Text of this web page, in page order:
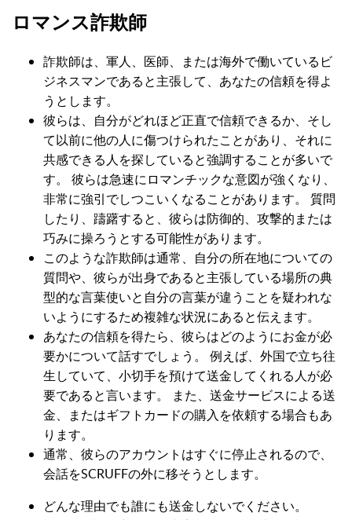
ロマンス詐欺師
詐欺師は、軍人、医師、または海外で働いているビ
ジネスマンであると主張して、あなたの信頼を得よ
うとします。
彼らは、自分がどれほど正直で信頼できるか、そし
て以前に他の人に傷つけられたことがあり、それに
共感できる人を探していると強調することが多いで
す。 彼らは急速にロマンチックな意図が強くなり、
非常に強引でしつこいくなることがあります。 質問
したり、躊躇すると、彼らは防御的、攻撃的または
巧みに操ろうとする可能性があります。
このような詐欺師は通常、自分の所在地についての
質問や、彼らが出身であると主張している場所の典
型的な言葉使いと自分の言葉が違うことを疑われな
いようにするため複雑な状況にあると伝えます。
あなたの信頼を得たら、彼らはどのようにお金が必
要かについて話すでしょう。 例えば、外国で立ち往
生していて、小切手を預けて送金してくれる人が必
要であると言います。 また、送金サービスによる送
金、またはギフトカードの購入を依頼する場合もあ
ります。
通常、彼らのアカウントはすぐに停止されるので、
会話をSCRUFFの外に移そうとします。
どんな理由でも誰にも送金しないでください。